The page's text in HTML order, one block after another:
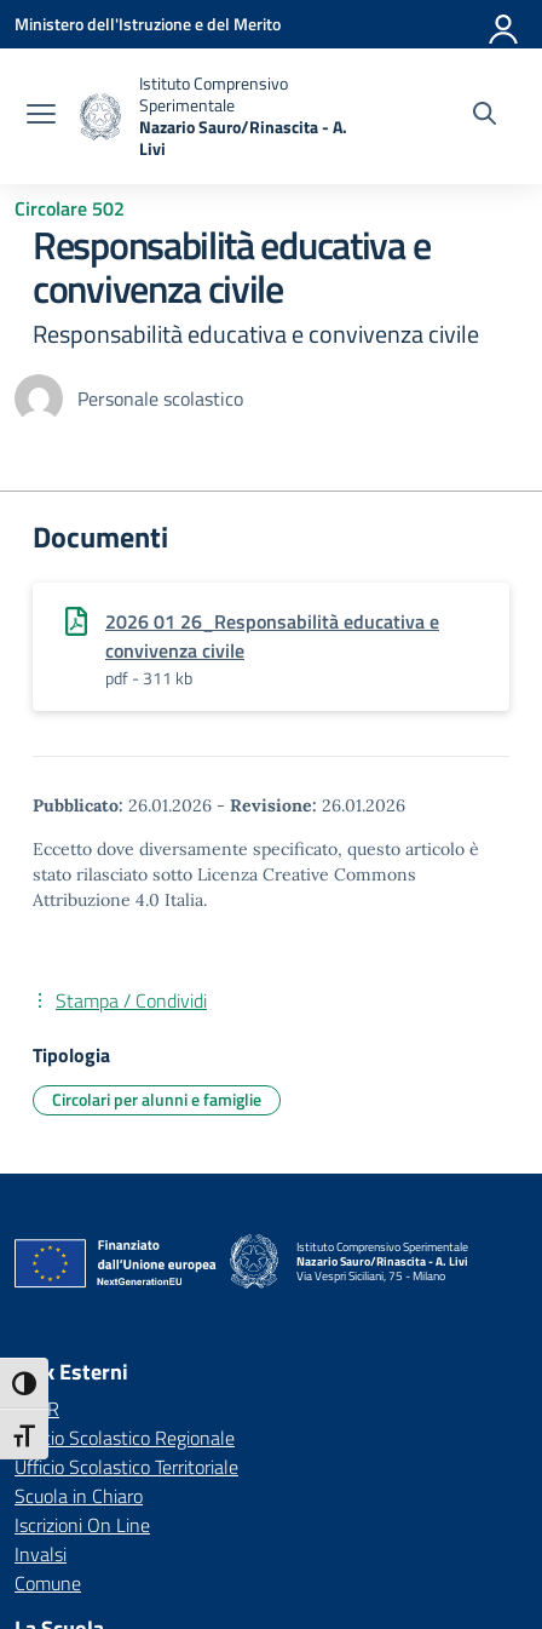
Attiva/disattiva alto contrasto
Attiva/disattiva dimensione testo
Vai ai contenuti
Vai al menu di navigazione
Vai al footer
Ministero dell'Istruzione e del Merito
Istituto Comprensivo
Sperimentale
Nazario Sauro/Rinascita - A.
Livi
Circolare 502
Responsabilità educativa e
convivenza civile
Responsabilità educativa e convivenza civile
Personale scolastico
Documenti
2026 01 26_Responsabilità educativa e
convivenza civile
pdf - 311 kb
Pubblicato: 26.01.2026 - Revisione: 26.01.2026
Eccetto dove diversamente specificato, questo articolo è
stato rilasciato sotto Licenza Creative Commons
Attribuzione 4.0 Italia.
Stampa / Condividi
Tipologia
Circolari per alunni e famiglie
Istituto Comprensivo Sperimentale
Nazario Sauro/Rinascita - A. Livi
Via Vespri Siciliani, 75 - Milano
— Visita la pagina iniziale della scuola
Link Esterni
MIUR
Ufficio Scolastico Regionale
Ufficio Scolastico Territoriale
Scuola in Chiaro
Iscrizioni On Line
Invalsi
Comune